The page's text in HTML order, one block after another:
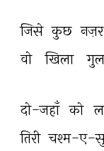
जिसे कुछ
वो
खिला
दो-जहाँ को
तिरी चश्म-ए-